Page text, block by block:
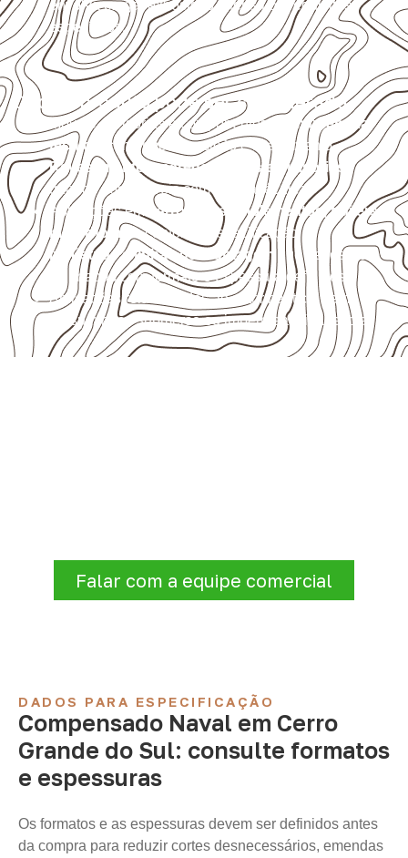
envolva carga, exposição intensa ou requisitos
específicos.
Onde o produto pode ser considerado
Móveis, divisórias e componentes de
marcenaria
técnica
, conforme exposição e acabamento.
Revestimentos, paredes, pisos e divisórias
quando compatíveis com a ficha técnica.
Aplicações em
carrocerias, implementos, trailers e
motorhomes, conforme especificação.
Indústrias e linhas de montagem
que necessitam
de chapas com formato e espessura definidos.
Aplicações relacionadas ao setor náutico, sem
presumir uso submerso ou impermeabilidade total.
Falar com a equipe comercial
DADOS PARA ESPECIFICAÇÃO
Compensado Naval em Cerro
Grande do Sul: consulte formatos
e espessuras
Os formatos e as espessuras devem ser definidos antes
da compra para reduzir cortes desnecessários, emendas